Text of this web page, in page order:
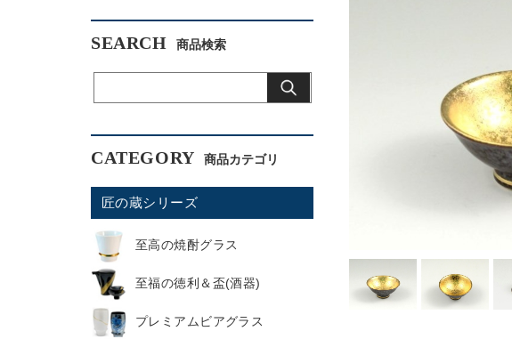
SEARCH
CATEGORY
匠の蔵シリーズ
至高の焼酎グラス
至福の徳利＆盃(酒器)
プレミアムビアグラス